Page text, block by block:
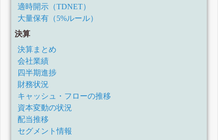
適時開示（TDNET）
大量保有（5%ルール）
決算
決算まとめ
会社業績
四半期進捗
財務状況
キャッシュ・フローの推移
資本変動の状況
配当推移
セグメント情報